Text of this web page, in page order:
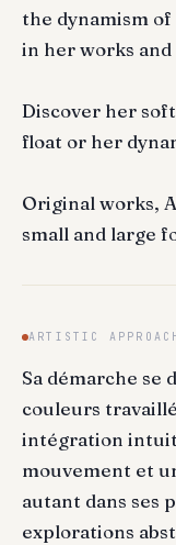
the dynamism
in her works
Discover her
float or her
Original works,
small and large
ARTISTIC APPROACH
Sa démarche se
couleurs
intégration
mouvement et
autant dans ses
explorations